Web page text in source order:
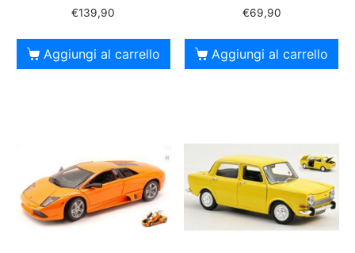
€139,90
Aggiungi al carrello
€69,90
Aggiungi al carrello